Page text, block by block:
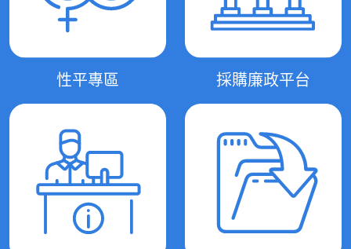
性平專區 採購廉政平台